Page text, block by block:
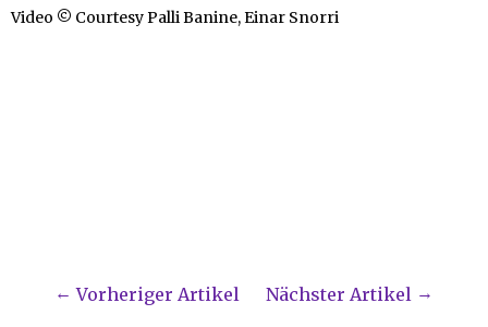
Video © Courtesy Palli Banine, Einar Snorri
Vorheriger Artikel Nächster Artikel